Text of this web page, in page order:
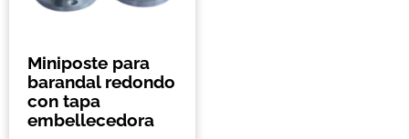
Miniposte para
barandal redondo
con tapa
embellecedora